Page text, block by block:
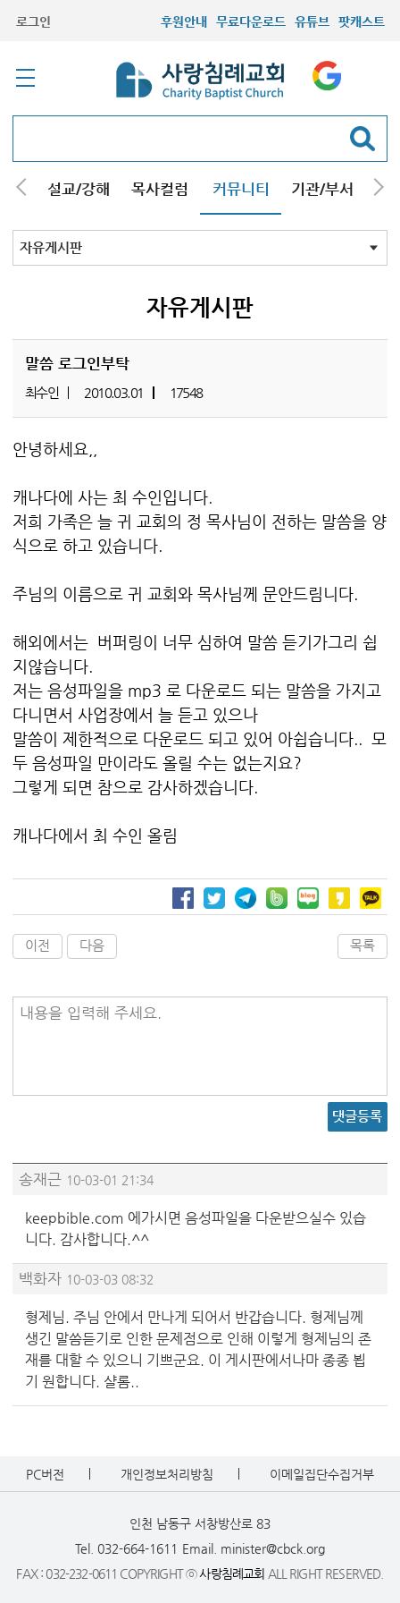
로그인 후원안내 무료다운로드 유튜브 팟캐스트
내 설교/강해 목사컬럼 커뮤니티 기관/부서 선
최근등록자료
자유게시판
자유게시판
말씀 로그인부탁
최수인 2010.03.01 17548
안녕하세요,,
캐나다에 사는 최 수인입니다.
저희 가족은 늘 귀 교회의 정 목사님이 전하는 말씀을 양
식으로 하고 있습니다.
주님의 이름으로 귀 교회와 목사님께 문안드림니다.
해외에서는 버퍼링이 너무 심하여 말씀 듣기가그리 쉽
지않습니다.
저는 음성파일을 mp3 로 다운로드 되는 말씀을 가지고
다니면서 사업장에서 늘 듣고 있으나
말씀이 제한적으로 다운로드 되고 있어 아쉽습니다.. 모
두 음성파일 만이라도 올릴 수는 없는지요?
그렇게 되면 참으로 감사하겠습니다.
캐나다에서 최 수인 올림
이전 다음 목록
내용을 입력해 주세요.
댓글등록
송재근 10-03-01 21:34
keepbible.com 에가시면 음성파일을 다운받으실수 있습
니다. 감사합니다.^^
백화자 10-03-03 08:32
형제님. 주님 안에서 만나게 되어서 반갑습니다. 형제님께
생긴 말씀듣기로 인한 문제점으로 인해 이렇게 형제님의 존
재를 대할 수 있으니 기쁘군요. 이 게시판에서나마 종종 뵙
기 원합니다. 샬롬..
PC버전 개인정보처리방침 이메일집단수집거부
인천 남동구 서창방산로 83
Tel. 032-664-1611 Email. minister@cbck.org
FAX : 032-232-0611 COPYRIGHT ⓒ사랑침례교회 ALL RIGHT RESERVED.